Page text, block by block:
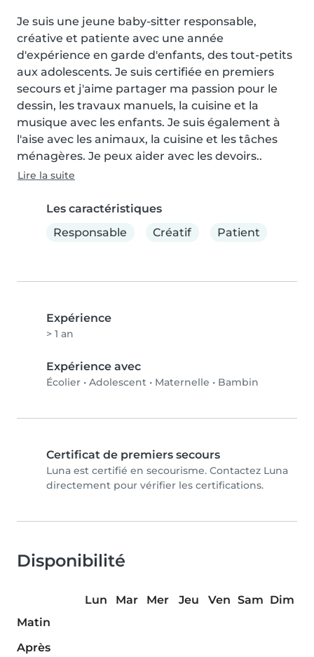
Je suis une jeune baby-sitter responsable,
créative et patiente avec une année
d'expérience en garde d'enfants, des tout-petits
aux adolescents. Je suis certifiée en premiers
secours et j'aime partager ma passion pour le
dessin, les travaux manuels, la cuisine et la
musique avec les enfants. Je suis également à
l'aise avec les animaux, la cuisine et les tâches
ménagères. Je peux aider avec les devoirs..
Lire la suite
Les caractéristiques
Responsable
Créatif Patient
Expérience
> 1 an
Expérience avec
Écolier • Adolescent • Maternelle • Bambin
Certificat de premiers secours
Luna est certifié en secourisme. Contactez Luna
directement pour vérifier les certifications.
Disponibilité
Lun Mar Mer Jeu Ven Sam Dim
Matin
Après